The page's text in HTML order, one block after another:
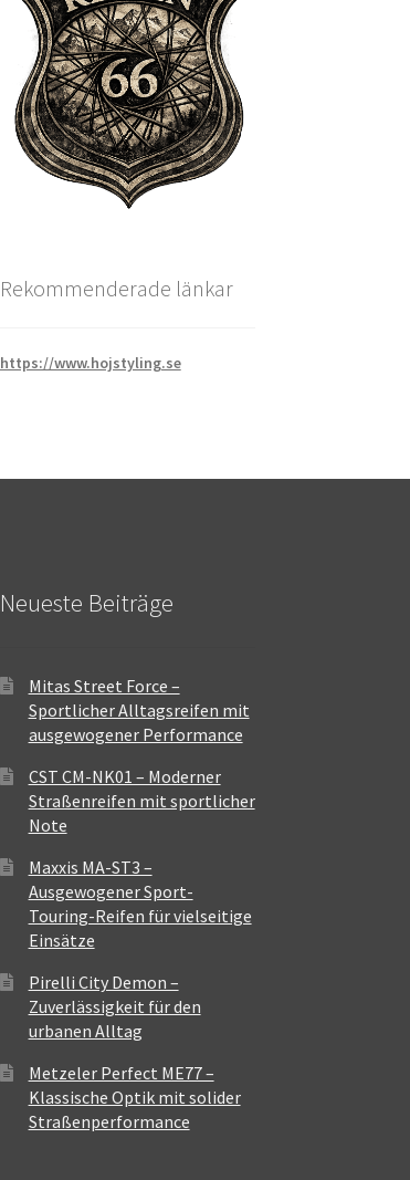
Rekommenderade länkar
https://www.hojstyling.se
Neueste Beiträge
Mitas Street Force –
Sportlicher Alltagsreifen mit
ausgewogener Performance
CST CM-NK01 – Moderner
Straßenreifen mit sportlicher
Note
Maxxis MA-ST3 –
Ausgewogener Sport-
Touring-Reifen für vielseitige
Einsätze
Pirelli City Demon –
Zuverlässigkeit für den
urbanen Alltag
Metzeler Perfect ME77 –
Klassische Optik mit solider
Straßenperformance